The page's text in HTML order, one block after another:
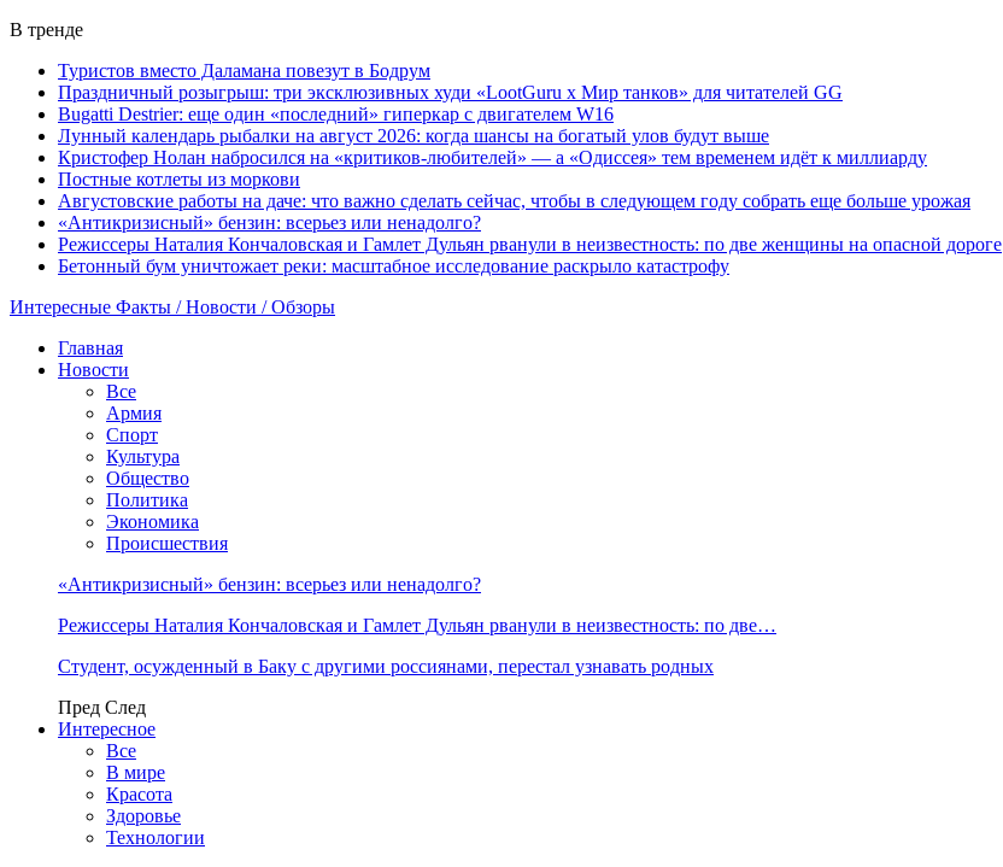
В тренде
Туристов вместо Даламана повезут в Бодрум
Праздничный розыгрыш: три эксклюзивных худи «LootGuru х Мир танков» для читателей GG
Bugatti Destrier: еще один «последний» гиперкар с двигателем W16
Лунный календарь рыбалки на август 2026: когда шансы на богатый улов будут выше
Кристофер Нолан набросился на «критиков-любителей» — а «Одиссея» тем временем идёт к миллиарду
Постные котлеты из моркови
Августовские работы на даче: что важно сделать сейчас, чтобы в следующем году собрать еще больше урожая
«Антикризисный» бензин: всерьез или ненадолго?
Режиссеры Наталия Кончаловская и Гамлет Дульян рванули в неизвестность: по две женщины на опасной дороге
Бетонный бум уничтожает реки: масштабное исследование раскрыло катастрофу
Интересные Факты / Новости / Обзоры
Главная
Новости
Все
Армия
Спорт
Культура
Общество
Политика
Экономика
Происшествия
«Антикризисный» бензин: всерьез или ненадолго?
Режиссеры Наталия Кончаловская и Гамлет Дульян рванули в неизвестность: по две…
Студент, осужденный в Баку с другими россиянами, перестал узнавать родных
Пред След
Интересное
Все
В мире
Красота
Здоровье
Технологии